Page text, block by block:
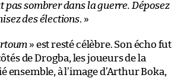
pas sombrer dans la guerre. Déposez
des élections. »
» est resté célèbre. Son écho fut
de Drogba, les joueurs de la
ensemble, à l’image d’Arthur Boka,